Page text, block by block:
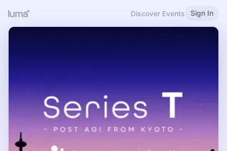
Discover Events Sign In